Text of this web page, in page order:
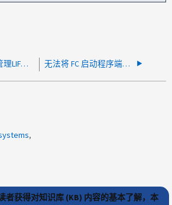
由于没有节点管理LIF、无法配置hw_Assist 无法将 FC 启动程序端口直接连接到磁带驱动器
者获得对知识库 (KB) 内容的基本了解，本